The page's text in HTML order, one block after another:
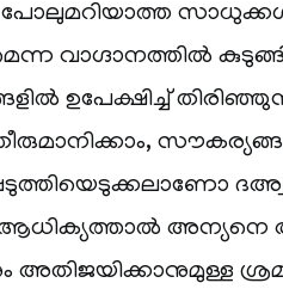
വാഗ്ദാനത്തില്‍
ഉപേക്ഷിച്ച്
ആധിക്യത്താല്‍ അന്യനെ
അതിജയിക്കാനുമുള്ള